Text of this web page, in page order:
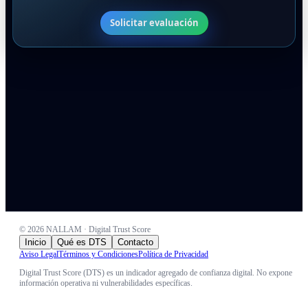
Solicitar evaluación
© 2026 NALLAM · Digital Trust Score
Inicio Qué es DTS Contacto
Aviso LegalTérminos y CondicionesPolítica de Privacidad
Digital Trust Score (DTS) es un indicador agregado de confianza digital. No expone
información operativa ni vulnerabilidades específicas.